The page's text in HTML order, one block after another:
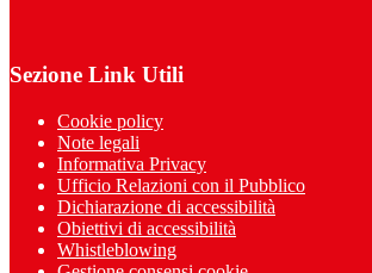
Sezione Link Utili
Cookie policy
Note legali
Informativa Privacy
Ufficio Relazioni con il Pubblico
Dichiarazione di accessibilità
Obiettivi di accessibilità
Whistleblowing